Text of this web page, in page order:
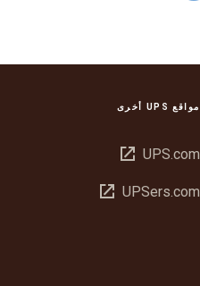
مواقع UPS أخرى
UPS.com فتح
نافذة
UPSers.com فتح